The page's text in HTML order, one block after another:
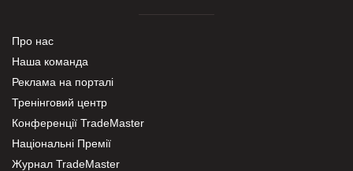
Про нас
Наша команда
Реклама на порталі
Тренінговий центр
Конференції TradeMaster
Національні Премії
Журнал TradeMaster